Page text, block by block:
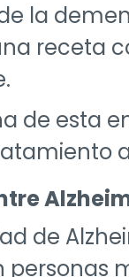
la
receta
de esta
de